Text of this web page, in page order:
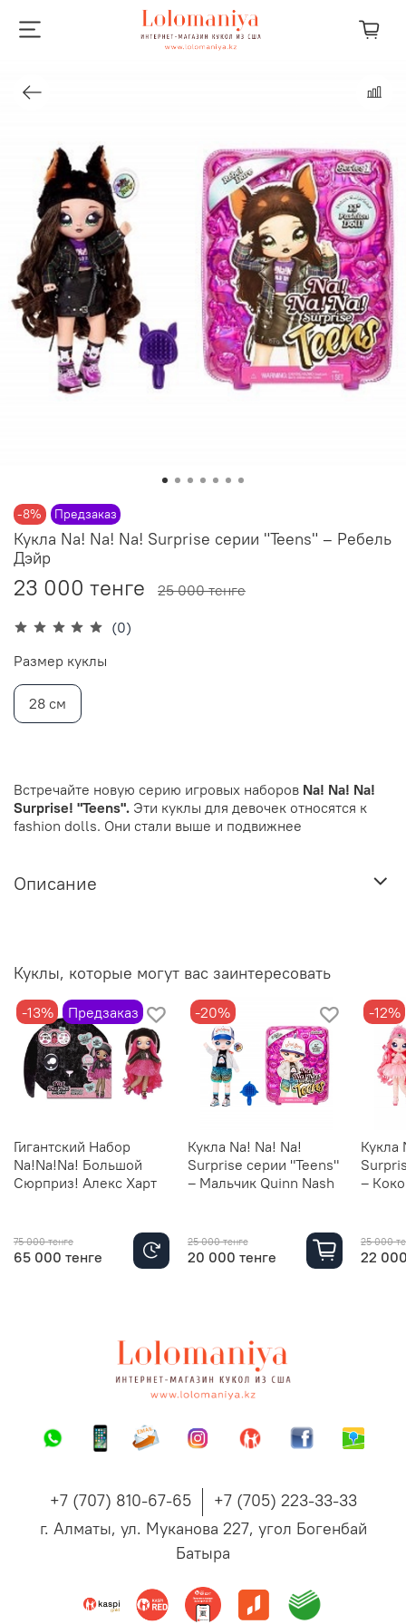
-8% Предзаказ
(0)
Кукла Na! Na! Na! Surprise серии "Teens" – Ребель
Дэйр
23 000 тенге 25 000 тенге
Размер куклы
28 см
Встречайте новую серию игровых наборов Na! Na! Na!
Surprise! "Teens". Эти куклы для девочек относятся к
fashion dolls. Они стали выше и подвижнее
Описание
Куклы, которые могут вас заинтересовать
-13% Предзаказ
Гигантский Набор
Na!Na!Na! Большой
Сюрприз! Алекс Харт
75 000 тенге
65 000 тенге
-20%
Кукла Na! Na! Na!
Surprise серии "Teens"
– Мальчик Quinn Nash
25 000 тенге
20 000 тенге
-12%
Кукла
–
25 000
22
+7 (707) 810-67-65
+7 (705) 223-33-33
г. Алматы, ул. Муканова 227, угол Богенбай
Батыра